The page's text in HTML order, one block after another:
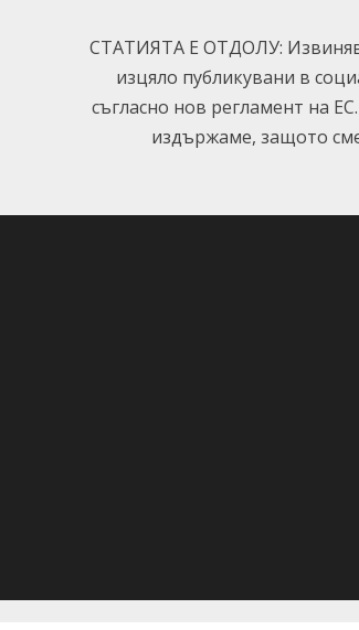
СТАТИЯТА Е ОТДОЛУ:
изцяло публикувани в
съгласно нов регламент на
издържаме, защото